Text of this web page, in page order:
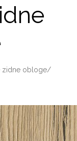
zidne obloge/